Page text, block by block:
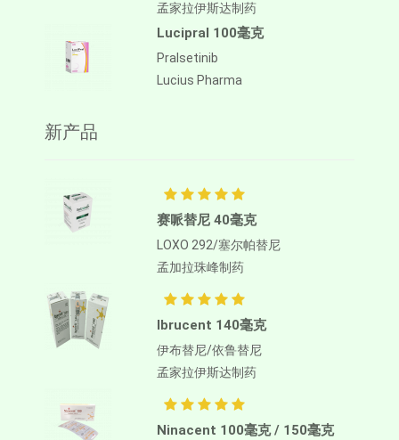
孟家拉伊斯达制药
Lucipral 100毫克
Pralsetinib
Lucius Pharma
新产品
赛哌替尼 40毫克
LOXO 292/塞尔帕替尼
孟加拉珠峰制药
Ibrucent 140毫克
伊布替尼/依鲁替尼
孟家拉伊斯达制药
Ninacent 100毫克 / 150毫克